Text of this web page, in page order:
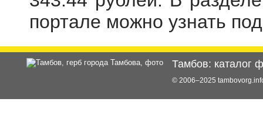
портале можно узнать
Тамбов: каталог
© 2006–2025